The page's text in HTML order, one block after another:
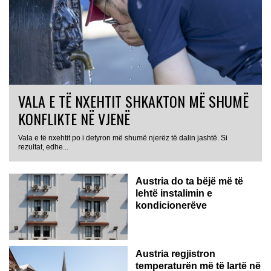
VALA E TË NXEHTIT SHKAKTON MË SHUMË
KONFLIKTE NË VJENË
Vala e të nxehtit po i detyron më shumë njerëz të dalin jashtë. Si
rezultat, edhe...
Austria do ta bëjë më të
lehtë instalimin e
kondicionerëve
Austria regjistron
temperaturën më të lartë në